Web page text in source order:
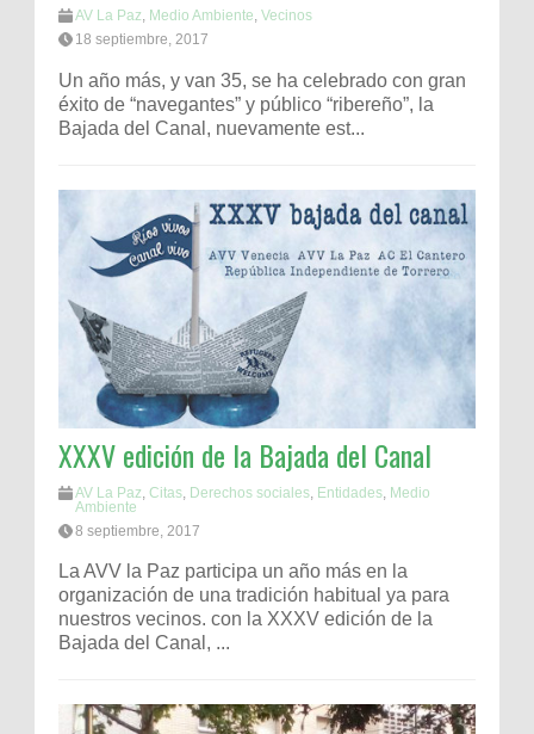
AV La Paz, Medio Ambiente, Vecinos
18 septiembre, 2017
Un año más, y van 35, se ha celebrado con gran
éxito de “navegantes” y público “ribereño”, la
Bajada del Canal, nuevamente est...
XXXV edición de la Bajada del Canal
AV La Paz Citas Derechos sociales Entidades Medio
Ambiente
8 septiembre, 2017
La AVV la Paz participa un año más en la
organización de una tradición habitual ya para
nuestros vecinos. con la XXXV edición de la
Bajada del Canal, ...